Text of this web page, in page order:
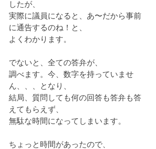
したが、
実際に議員になると、あ〜だから事前
に通告するのね！と、
よくわかります。
でないと、全ての答弁が、
調べます。今、数字を持っていませ
ん、、、となり、
結局、質問しても何の回答も答弁も答
えてもらえず、
無駄な時間になってしまいます。
ちょっと時間があったので、